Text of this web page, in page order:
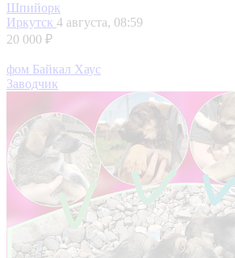
Шпийорк
Иркутск 4 августа, 08:59
20 000 ₽
фом Байкал Хаус
Заводчик